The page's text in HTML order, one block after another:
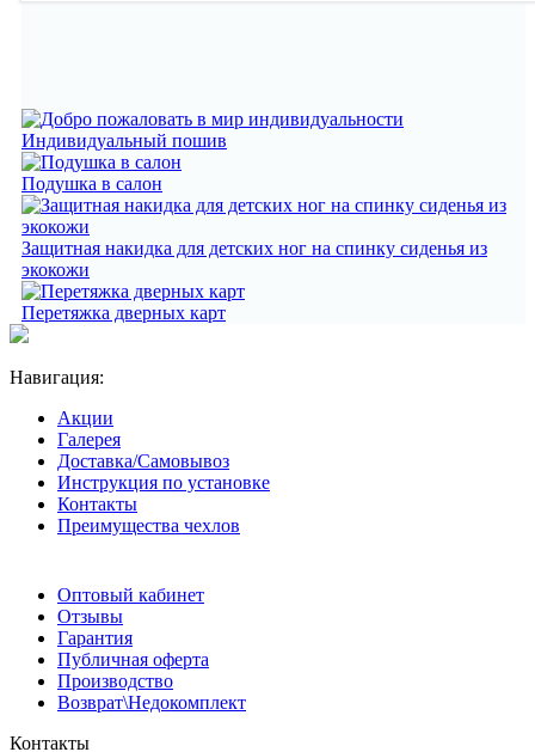
Индивидуальный пошив
Подушка в салон
Защитная накидка для детских ног на спинку сиденья из
экокожи
Перетяжка дверных карт
Навигация:
Акции
Галерея
Доставка/Самовывоз
Инструкция по установке
Контакты
Преимущества чехлов
Оптовый кабинет
Отзывы
Гарантия
Публичная оферта
Производство
Возврат\Недокомплект
Контакты